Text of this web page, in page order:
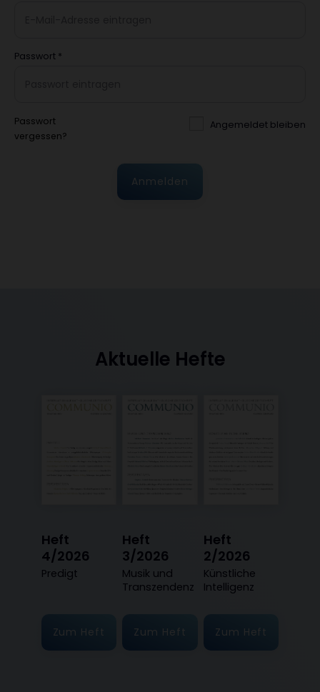
Passwort *
Passwort
vergessen?
Angemeldet bleiben
Anmelden
Aktuelle Hefte
Heft
4/2026
:
Predigt
Zum Heft
Heft
3/2026
:
Musik und
Transzendenz
Zum Heft
Heft
2/2026
:
Künstliche
Intelligenz
Zum Heft